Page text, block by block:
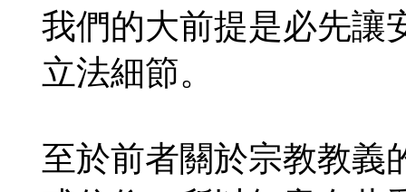
我們的大前提是必先讓
立法細節。
至於前者關於宗教教義